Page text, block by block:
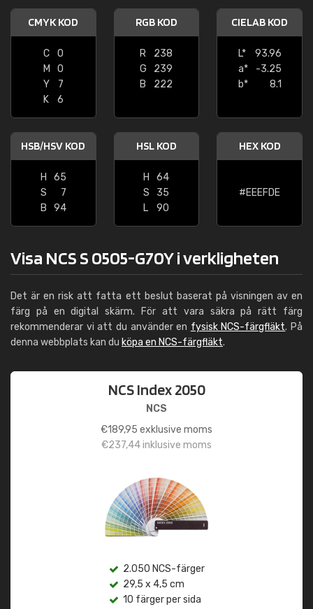
CMYK KOD
C
0
M
0
Y
7
K
6
RGB KOD
R
238
G
239
B
222
CIELAB KOD
L*
93.96
a*
-3.25
b*
8.1
HSB/HSV KOD
H
65
S
7
B
94
HSL KOD
H
64
S
35
L
90
HEX KOD
#EEEFDE
Visa NCS S 0505-G70Y i verkligheten
Det är en risk att fatta ett beslut baserat på visningen av en
färg på en digital skärm. För att vara säkra på rätt färg
rekommenderar vi att du använder en fysisk NCS-färgfläkt. På
denna webbplats kan du köpa en NCS-färgfläkt.
NCS Index 2050
NCS
€189,95 exklusive moms
€237,44inklusive moms
2.050 NCS-färger
29,5 x 4,5 cm
10 färger per sida